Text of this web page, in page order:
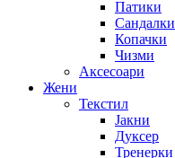
Патики
Сандалки
Копачки
Чизми
Аксесоари
Жени
Текстил
Јакни
Дуксер
Тренерки